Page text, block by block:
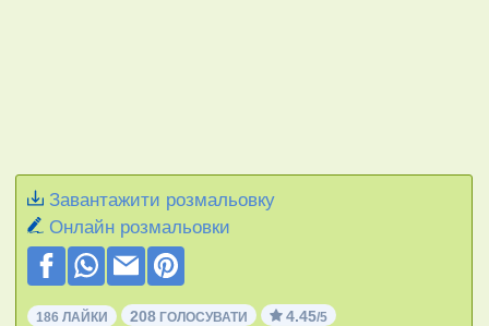
Завантажити розмальовку
Онлайн розмальовки
186 ЛАЙКИ 208 ГОЛОСУВАТИ 4.45/5